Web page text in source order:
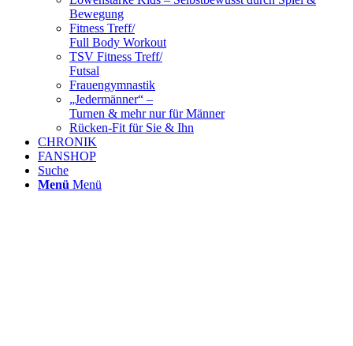
Bewegung
Fitness Treff/
Full Body Workout
TSV Fitness Treff/
Futsal
Frauengymnastik
„Jedermänner“ –
Turnen & mehr nur für Männer
Rücken-Fit für Sie & Ihn
CHRONIK
FANSHOP
Suche
Menü Menü